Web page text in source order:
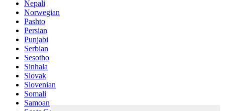
Nepali
Norwegian
Pashto
Persian
Punjabi
Serbian
Sesotho
Sinhala
Slovak
Slovenian
Somali
Samoan